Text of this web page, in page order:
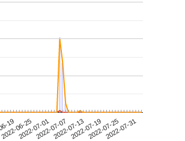
19
2022-06-252022-07-012022-07-072022-07-132022-07-192022-07-252022-07-31